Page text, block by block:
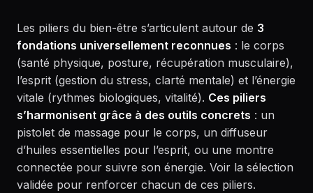
Les piliers du bien-être s’articulent autour de 3
fondations universellement reconnues : le corps
(santé physique, posture, récupération musculaire),
l’esprit (gestion du stress, clarté mentale) et l’énergie
vitale (rythmes biologiques, vitalité). Ces piliers
s’harmonisent grâce à des outils concrets : un
pistolet de massage pour le corps, un diffuseur
d’huiles essentielles pour l’esprit, ou une montre
connectée pour suivre son énergie. Voir la sélection
validée pour renforcer chacun de ces piliers.